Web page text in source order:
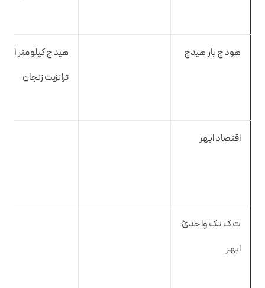
هودج بار هیدج
ترانزیت زنجان
اقتصاد ابهر
ت ک تک واحدئ
ابهر